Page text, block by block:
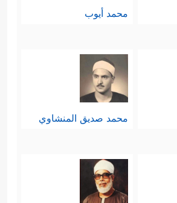
محمد أيوب
محمد صديق المنشاوي